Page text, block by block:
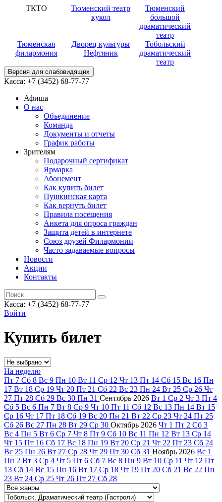
ТКТО
Тюменский театр
кукол
Тюменский
большой
драматический
театр
Тюменская
филармония
Дворец культуры
Нефтяник
Тобольский
драматический
театр
Версия для слабовидящих
Касса: +7 (3452) 68-77-77
Афиша
О нас
Объединение
Команда
Документы и отчеты
График работы
Зрителям
Подарочный сертификат
Ярмарка
Абонемент
Как купить билет
Пушкинская карта
Как вернуть билет
Правила посещения
Анкета для опроса граждан
Защита детей в интернете
Союз друзей Филармонии
Часто задаваемые вопросы
Новости
Акции
Контакты
Касса: +7 (3452) 68-77-77
Войти
Купить билет
На неделю
Пт 7 Сб 8 Вс 9 Пн 10 Вт 11 Ср 12 Чт 13 Пт 14 Сб 15 Вс 16 Пн
17 Вт 18 Ср 19 Чт 20 Пт 21 Сб 22 Вс 23 Пн 24 Вт 25 Ср 26 Чт
27 Пт 28 Сб 29 Вс 30 Пн 31 Сентябрь 2026 Вт 1 Ср 2 Чт 3 Пт 4
Сб 5 Вс 6 Пн 7 Вт 8 Ср 9 Чт 10 Пт 11 Сб 12 Вс 13 Пн 14 Вт 15
Ср 16 Чт 17 Пт 18 Сб 19 Вс 20 Пн 21 Вт 22 Ср 23 Чт 24 Пт 25
Сб 26 Вс 27 Пн 28 Вт 29 Ср 30 Октябрь 2026 Чт 1 Пт 2 Сб 3
Вс 4 Пн 5 Вт 6 Ср 7 Чт 8 Пт 9 Сб 10 Вс 11 Пн 12 Вт 13 Ср 14
Чт 15 Пт 16 Сб 17 Вс 18 Пн 19 Вт 20 Ср 21 Чт 22 Пт 23 Сб 24
Вс 25 Пн 26 Вт 27 Ср 28 Чт 29 Пт 30 Сб 31 Ноябрь 2026 Вс 1
Пн 2 Вт 3 Ср 4 Чт 5 Пт 6 Сб 7 Вс 8 Пн 9 Вт 10 Ср 11 Чт 12 Пт
13 Сб 14 Вс 15 Пн 16 Вт 17 Ср 18 Чт 19 Пт 20 Сб 21 Вс 22 Пн
23 Вт 24 Ср 25 Чт 26 Пт 27 Сб 28